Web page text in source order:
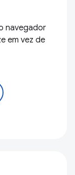
navegador
em vez de